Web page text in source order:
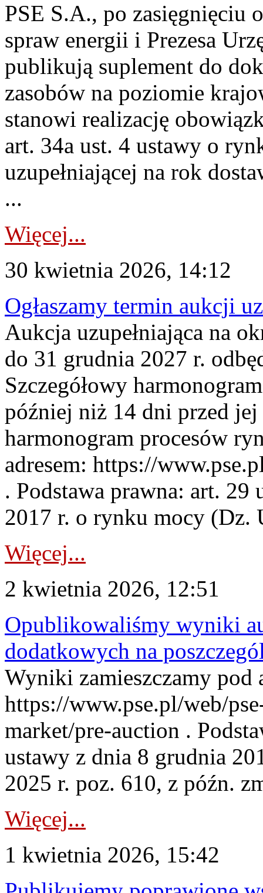
PSE S.A., po zasięgnięciu
spraw energii i Prezesa
publikują suplement do
zasobów na poziomie
stanowi realizację
art. 34a ust. 4 ustawy o
uzupełniającej na rok
...
Więcej...
30 kwietnia 2026, 14:12
Ogłaszamy termin aukcji
Aukcja uzupełniająca na
do 31 grudnia 2027 r.
Szczegółowy
później niż 14 dni przed
harmonogram procesów
adresem: https://
. Podstawa prawna: art. 29
2017 r. o rynku mocy (Dz.
Więcej...
2 kwietnia 2026, 12:51
Opublikowaliśmy wyniki
dodatkowych na
Wyniki zamieszczamy pod
https://www.pse.pl/web/
market/pre-auction .
ustawy z dnia 8 grudnia
2025 r. poz. 610, z późn.
Więcej...
1 kwietnia 2026, 15:42